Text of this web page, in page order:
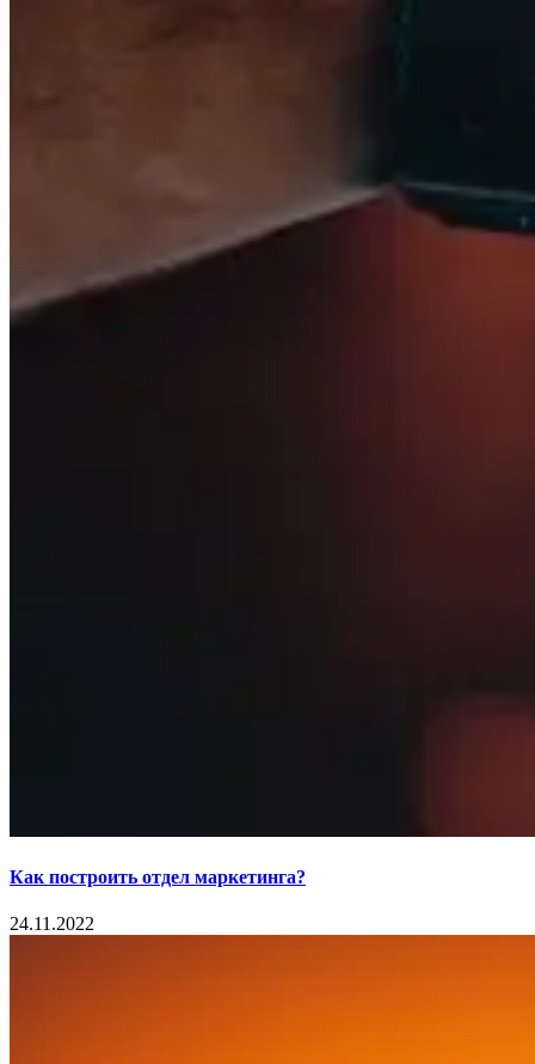
Как построить отдел маркетинга?
24.11.2022